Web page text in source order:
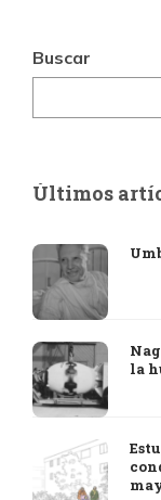
Buscar
Últimos
la